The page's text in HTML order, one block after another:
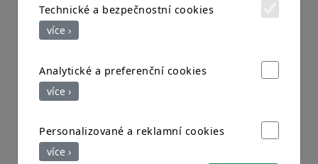
Vážené rodiny,
dnech 20.10.2025 a 21.10.2025 bude provoz
kuchyně a jídelny pro klienty dočasně omezen.
Klientům Domova bude podávána strava na
pokojích. Strava částečně bude dovážena z
jiného domova po dobu 2 dnů.
Technické a bezpečnostní cookies
více ›
Analytické a preferenční cookies
více ›
Personalizované a reklamní cookies
více ›